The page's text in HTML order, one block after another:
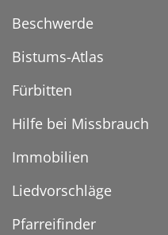
Beschwerde
Bistums-Atlas
Fürbitten
Hilfe bei Missbrauch
Immobilien
Liedvorschläge
Pfarreifinder